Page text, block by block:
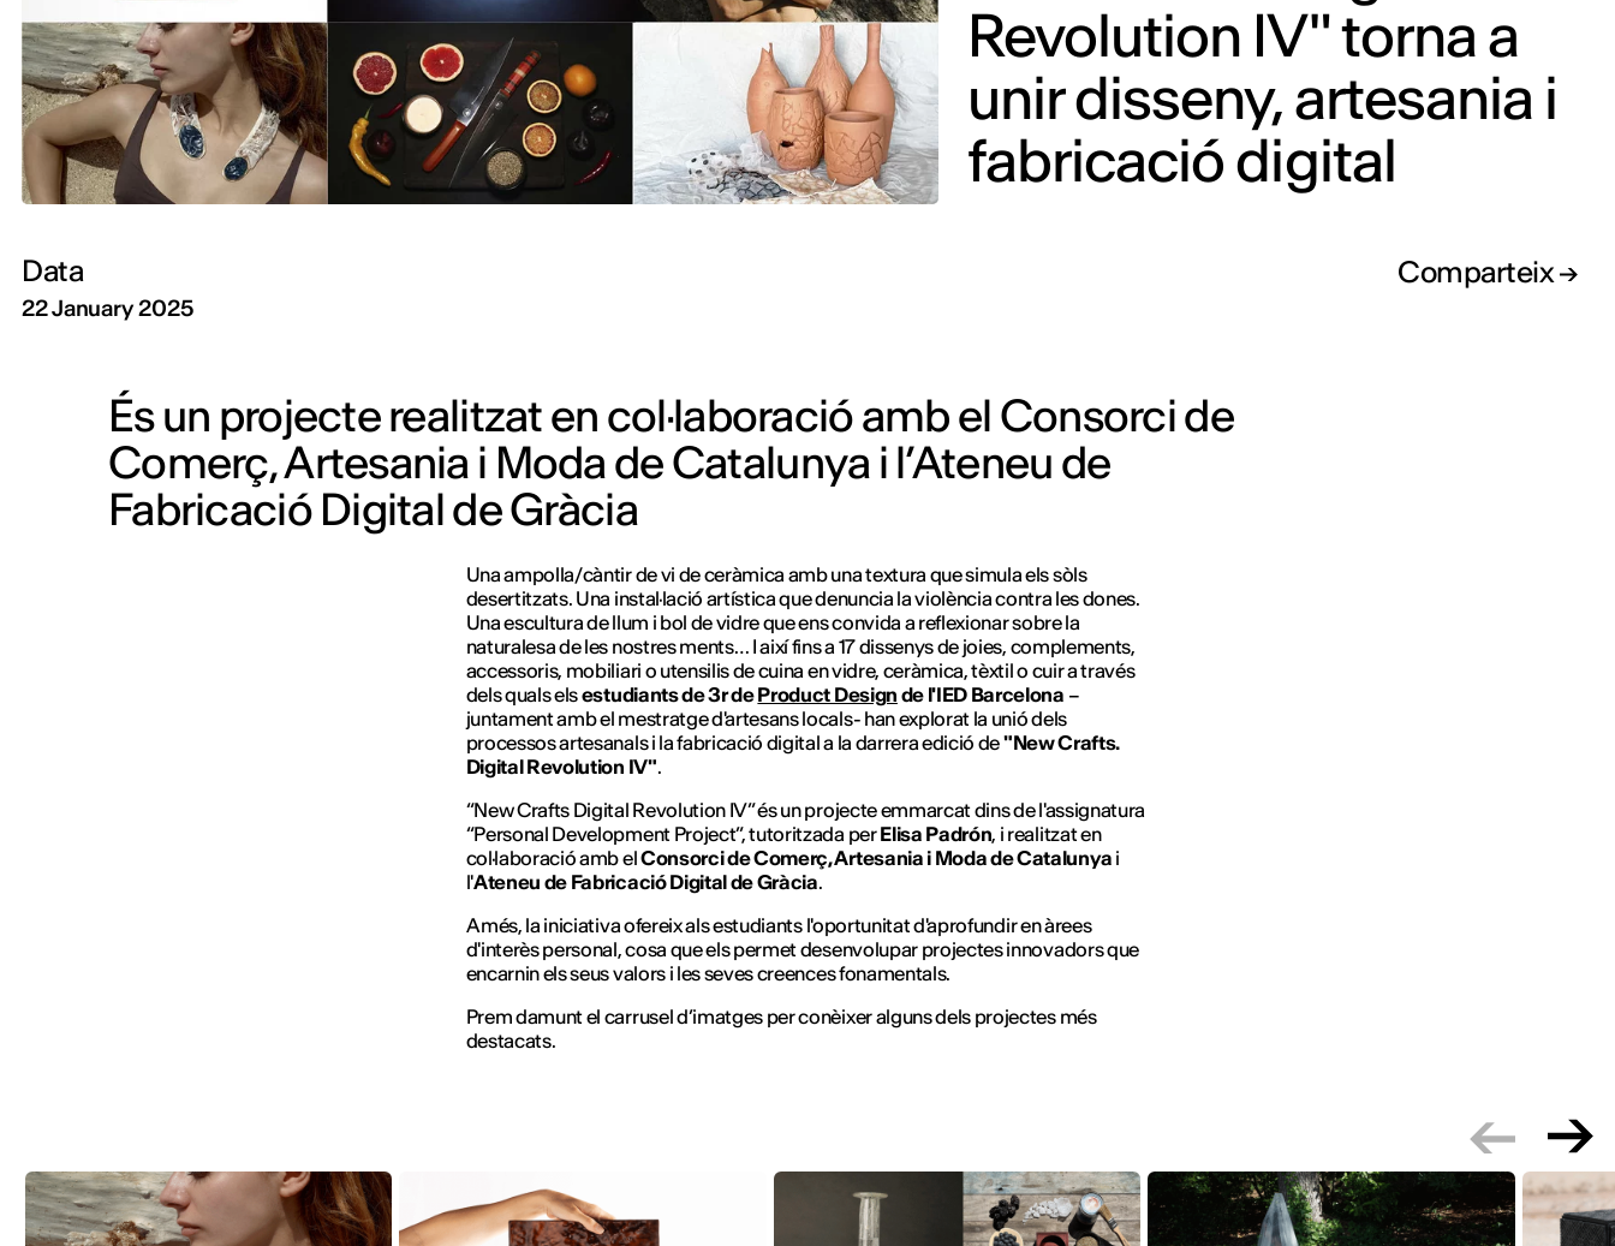
Revolution IV" torna a
unir disseny, artesania i
fabricació digital
Data
22 January 2025
Comparteix
És un projecte realitzat en col·laboració amb el Consorci de
Comerç, Artesania i Moda de Catalunya i l’Ateneu de
Fabricació Digital de Gràcia
Una ampolla/càntir de vi de ceràmica amb una textura que simula els sòls
desertitzats. Una instal·lació artística que denuncia la violència contra les dones.
Una escultura de llum i bol de vidre que ens convida a reflexionar sobre la
naturalesa de les nostres ments… I així fins a 17 dissenys de joies, complements,
accessoris, mobiliari o utensilis de cuina en vidre, ceràmica, tèxtil o cuir a través
dels quals elsestudiants de 3r deProduct Design de l'IED Barcelona –
juntament amb el mestratge d'artesans locals- han explorat la unió dels
processos artesanals i la fabricació digital a la darrera edició de"New Crafts.
Digital Revolution IV".
“New Crafts Digital Revolution IV” és un projecte emmarcat dins de l'assignatura
“Personal Development Project”, tutoritzada perElisa Padrón, i realitzat en
col·laboració amb elConsorci de Comerç, Artesania i Moda de Catalunya i
l'Ateneu de Fabricació Digital de Gràcia.
A més, la iniciativa ofereix als estudiants l'oportunitat d'aprofundir en àrees
d'interès personal, cosa que els permet desenvolupar projectes innovadors que
encarnin els seus valors i les seves creences fonamentals.
Prem damunt el carrusel d’imatges per conèixer alguns dels projectes més
destacats.